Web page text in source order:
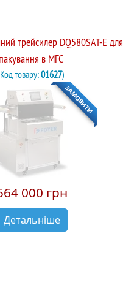
трейсилер DQ580SAT-E для
пакування в МГС
товару:01627)
ЗАМОВИТИ
000 грн
Детальніше